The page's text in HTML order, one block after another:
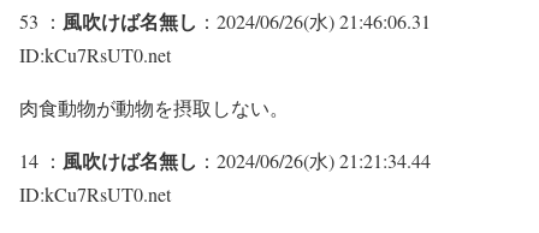
53 ： 風吹けば名無し ：2024/06/26(水) 21:46:06.31
ID:kCu7RsUT0.net
肉食動物が動物を摂取しない。
14 ： 風吹けば名無し ：2024/06/26(水) 21:21:34.44
ID:kCu7RsUT0.net